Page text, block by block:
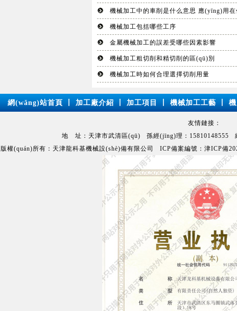
機械加工中的車削是什么意思 應(yīng)用在
機械加工包括哪些工序
金屬機械加工的誤差受哪些因素影響
機械加工粗切削和精切削的區(qū)別
機械加工時如何合理選擇切削用量
網(wǎng)站首頁 加工廠介紹 加工項目 機械加工工藝
友情鏈接：
地 址：天津市武清區(qū) 孫經(jīng)理：15810148555
版權(quán)所有：天津龍科基機械設(shè)備有限公司 ICP備案編號： 津ICP備